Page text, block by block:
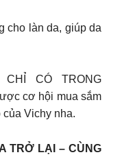
cho làn da, giúp da
CÓ TRONG
cơ hội mua sắm
Vichy nha.
TRỞ LẠI – CÙNG